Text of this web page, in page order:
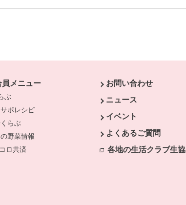
員メニュー
ぶ
ポレシピ
らぶ
野菜情報
ロ共済
お問い合わせ
ニュース
イベント
よくあるご質問
各地の生活クラブ生協